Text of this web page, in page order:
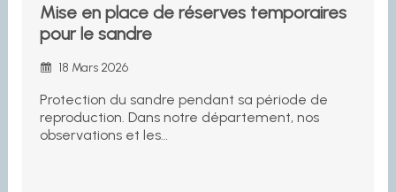
Mise en place de réserves temporaires
pour le sandre
18 Mars 2026
Protection du sandre pendant sa période de
reproduction. Dans notre département, nos
observations et les…